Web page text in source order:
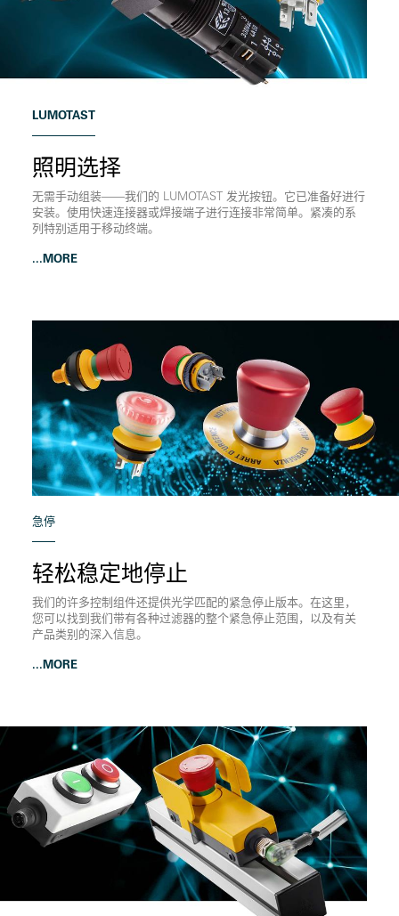
LUMOTAST
照明选择
无需手动组装——我们的 LUMOTAST 发光按钮。它已准备好进行
安装。使用快速连接器或焊接端子进行连接非常简单。紧凑的系
列特别适用于移动终端。
...MORE
急停
轻松稳定地停止
我们的许多控制组件还提供光学匹配的紧急停止版本。在这里，
您可以找到我们带有各种过滤器的整个紧急停止范围，以及有关
产品类别的深入信息。
...MORE